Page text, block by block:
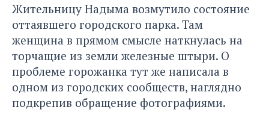
Жительницу Надыма возмутило состояние
оттаявшего городского парка. Там
женщина в прямом смысле наткнулась на
торчащие из земли железные штыри. О
проблеме горожанка тут же написала в
одном из городских сообществ, наглядно
подкрепив обращение фотографиями.